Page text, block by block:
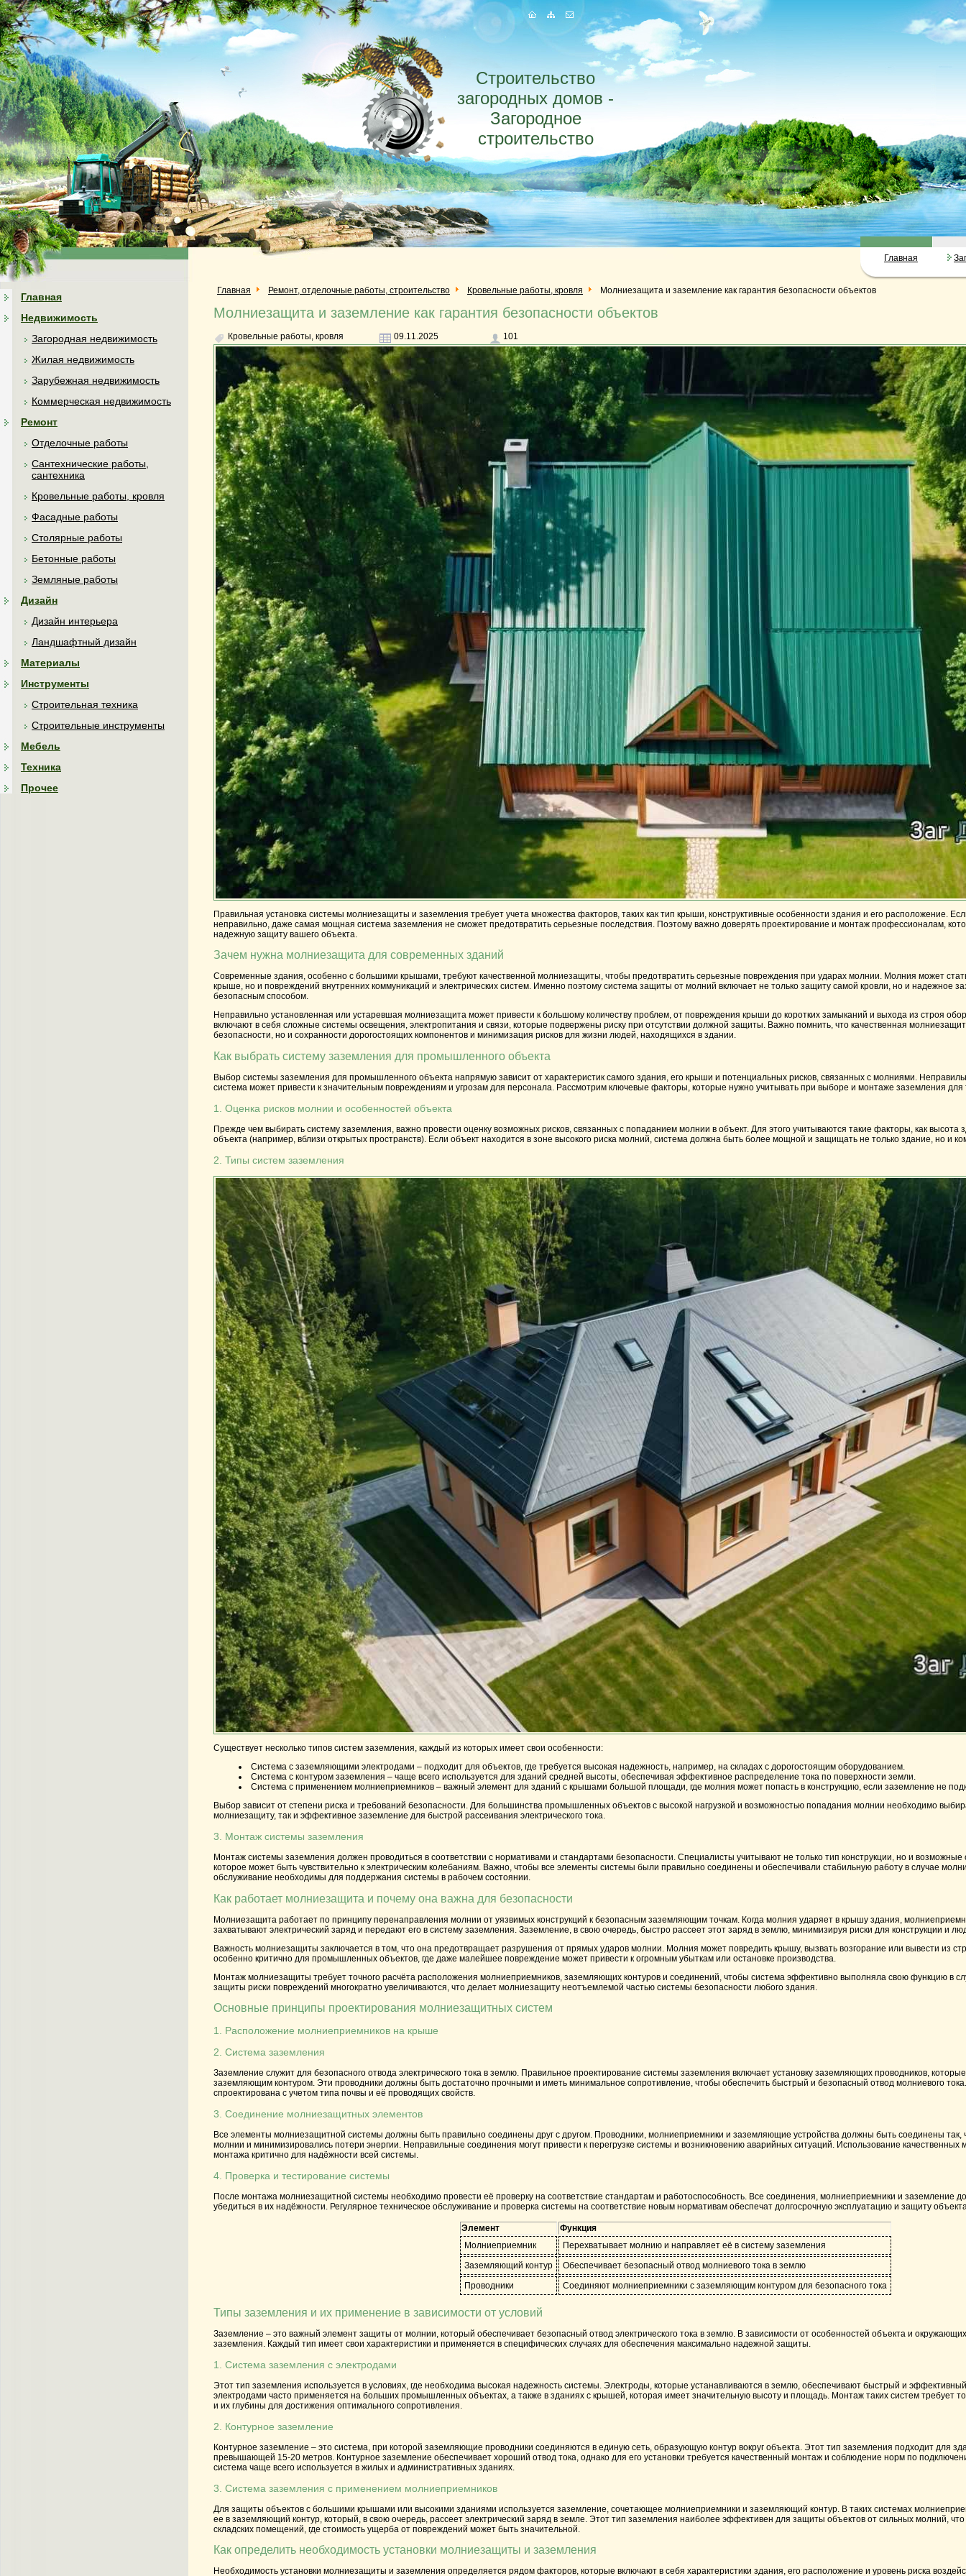
Строительство
загородных домов -
Загородное
строительство
Главная
Главная
Недвижимость
Загородная недвижимость
Жилая недвижимость
Зарубежная недвижимость
Коммерческая недвижимость
Ремонт
Отделочные работы
Сантехнические работы,
сантехника
Кровельные работы, кровля
Фасадные работы
Столярные работы
Бетонные работы
Земляные работы
Дизайн
Дизайн интерьера
Ландшафтный дизайн
Материалы
Инструменты
Строительная техника
Строительные инструменты
Мебель
Техника
Прочее
Главная Ремонт, отделочные работы, строительство Кровельные работы, кровля Молниезащита и заземление как гарантия безопасности объектов
Молниезащита и заземление как гарантия безопасности объектов
Кровельные работы, кровля 09.11.2025 101
Правильная установка системы молниезащиты и заземления требует учета множества факторов, таких как тип крыши, конструктивные особенности здания и его расположение.
неправильно, даже самая мощная система заземления не сможет предотвратить серьезные последствия. Поэтому важно доверять проектирование и монтаж профессионалам,
надежную защиту вашего объекта.
Зачем нужна молниезащита для современных зданий
Современные здания, особенно с большими крышами, требуют качественной молниезащиты, чтобы предотвратить серьезные повреждения при ударах молнии. Молния может
крыше, но и повреждений внутренних коммуникаций и электрических систем. Именно поэтому система защиты от молний включает не только защиту самой кровли, но и надежное
безопасным способом.
Неправильно установленная или устаревшая молниезащита может привести к большому количеству проблем, от повреждения крыши до коротких замыканий и выхода из строя
включают в себя сложные системы освещения, электропитания и связи, которые подвержены риску при отсутствии должной защиты. Важно помнить, что качественная
безопасности, но и сохранности дорогостоящих компонентов и минимизация рисков для жизни людей, находящихся в здании.
Как выбрать систему заземления для промышленного объекта
Выбор системы заземления для промышленного объекта напрямую зависит от характеристик самого здания, его крыши и потенциальных рисков, связанных с молниями.
система может привести к значительным повреждениям и угрозам для персонала. Рассмотрим ключевые факторы, которые нужно учитывать при выборе и монтаже заземления для
1. Оценка рисков молнии и особенностей объекта
Прежде чем выбирать систему заземления, важно провести оценку возможных рисков, связанных с попаданием молнии в объект. Для этого учитываются такие факторы, как
объекта (например, вблизи открытых пространств). Если объект находится в зоне высокого риска молний, система должна быть более мощной и защищать не только здание, но и
2. Типы систем заземления
Существует несколько типов систем заземления, каждый из которых имеет свои особенности:
Система с заземляющими электродами – подходит для объектов, где требуется высокая надежность, например, на складах с дорогостоящим оборудованием.
Система с контуром заземления – чаще всего используется для зданий средней высоты, обеспечивая эффективное распределение тока по поверхности земли.
Система с применением молниеприемников – важный элемент для зданий с крышами большой площади, где молния может попасть в конструкцию, если заземление не
Выбор зависит от степени риска и требований безопасности. Для большинства промышленных объектов с высокой нагрузкой и возможностью попадания молнии необходимо
молниезащиту, так и эффективное заземление для быстрой рассеивания электрического тока.
3. Монтаж системы заземления
Монтаж системы заземления должен проводиться в соответствии с нормативами и стандартами безопасности. Специалисты учитывают не только тип конструкции, но и
которое может быть чувствительно к электрическим колебаниям. Важно, чтобы все элементы системы были правильно соединены и обеспечивали стабильную работу в случае
обслуживание необходимы для поддержания системы в рабочем состоянии.
Как работает молниезащита и почему она важна для безопасности
Молниезащита работает по принципу перенаправления молнии от уязвимых конструкций к безопасным заземляющим точкам. Когда молния ударяет в крышу здания,
захватывают электрический заряд и передают его в систему заземления. Заземление, в свою очередь, быстро рассеет этот заряд в землю, минимизируя риски для конструкции и
Важность молниезащиты заключается в том, что она предотвращает разрушения от прямых ударов молнии. Молния может повредить крышу, вызвать возгорание или вывести из
особенно критично для промышленных объектов, где даже малейшее повреждение может привести к огромным убыткам или остановке производства.
Монтаж молниезащиты требует точного расчёта расположения молниеприемников, заземляющих контуров и соединений, чтобы система эффективно выполняла свою функцию в
защиты риски повреждений многократно увеличиваются, что делает молниезащиту неотъемлемой частью системы безопасности любого здания.
Основные принципы проектирования молниезащитных систем
1. Расположение молниеприемников на крыше
2. Система заземления
Заземление служит для безопасного отвода электрического тока в землю. Правильное проектирование системы заземления включает установку заземляющих проводников,
заземляющим контуром. Эти проводники должны быть достаточно прочными и иметь минимальное сопротивление, чтобы обеспечить быстрый и безопасный отвод молниевого
спроектирована с учетом типа почвы и её проводящих свойств.
3. Соединение молниезащитных элементов
Все элементы молниезащитной системы должны быть правильно соединены друг с другом. Проводники, молниеприемники и заземляющие устройства должны быть соединены так,
молнии и минимизировались потери энергии. Неправильные соединения могут привести к перегрузке системы и возникновению аварийных ситуаций. Использование
монтажа критично для надёжности всей системы.
4. Проверка и тестирование системы
После монтажа молниезащитной системы необходимо провести её проверку на соответствие стандартам и работоспособность. Все соединения, молниеприемники и заземление
убедиться в их надёжности. Регулярное техническое обслуживание и проверка системы на соответствие новым нормативам обеспечат долгосрочную эксплуатацию и защиту
Элемент
Функция
Молниеприемник
Перехватывает молнию и направляет её в систему заземления
Заземляющий контур
Обеспечивает безопасный отвод молниевого тока в землю
Проводники
Соединяют молниеприемники с заземляющим контуром для безопасного тока
Типы заземления и их применение в зависимости от условий
Заземление – это важный элемент защиты от молнии, который обеспечивает безопасный отвод электрического тока в землю. В зависимости от особенностей объекта и
заземления. Каждый тип имеет свои характеристики и применяется в специфических случаях для обеспечения максимально надежной защиты.
1. Система заземления с электродами
Этот тип заземления используется в условиях, где необходима высокая надежность системы. Электроды, которые устанавливаются в землю, обеспечивают быстрый и
электродами часто применяется на больших промышленных объектах, а также в зданиях с крышей, которая имеет значительную высоту и площадь. Монтаж таких систем требует
и их глубины для достижения оптимального сопротивления.
2. Контурное заземление
Контурное заземление – это система, при которой заземляющие проводники соединяются в единую сеть, образующую контур вокруг объекта. Этот тип заземления подходит для
превышающей 15-20 метров. Контурное заземление обеспечивает хороший отвод тока, однако для его установки требуется качественный монтаж и соблюдение норм по
система чаще всего используется в жилых и административных зданиях.
3. Система заземления с применением молниеприемников
Для защиты объектов с большими крышами или высокими зданиями используется заземление, сочетающее молниеприемники и заземляющий контур. В таких системах
ее в заземляющий контур, который, в свою очередь, рассеет электрический заряд в земле. Этот тип заземления наиболее эффективен для защиты объектов от сильных молний,
складских помещений, где стоимость ущерба от повреждений может быть значительной.
Как определить необходимость установки молниезащиты и заземления
Необходимость установки молниезащиты и заземления определяется рядом факторов, которые включают в себя характеристики здания, его расположение и уровень риска